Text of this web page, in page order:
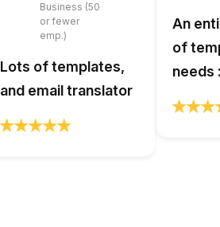
Business (50
or fewer
emp.)
Lots of templates,
and email translator
An
of
needs